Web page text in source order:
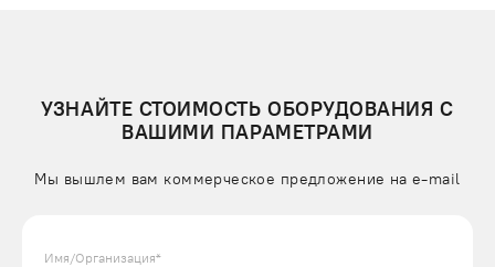
УЗНАЙТЕ СТОИМОСТЬ ОБОРУДОВАНИЯ С
ВАШИМИ ПАРАМЕТРАМИ
Мы вышлем вам коммерческое предложение на e-mail
Имя/Организация*